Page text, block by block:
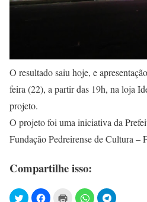
O resultado saiu hoje, e
feira (22), a partir das 19h, na loja
projeto.
O projeto foi uma iniciativa da
Fundação Pedreirense de Cultura –
Compartilhe isso: